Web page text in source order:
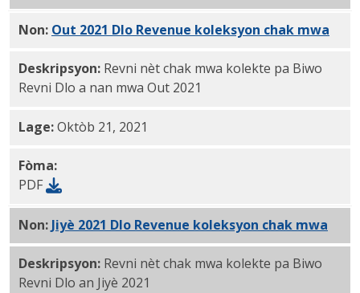
Non: Out 2021 Dlo Revenue koleksyon chak mwa
Deskripsyon: Revni nèt chak mwa kolekte pa Biwo
Revni Dlo a nan mwa Out 2021
Lage:Oktòb 21, 2021
Fòma:
PDF
Non: Jiyè 2021 Dlo Revenue koleksyon chak mwa
Deskripsyon: Revni nèt chak mwa kolekte pa Biwo
Revni Dlo an Jiyè 2021